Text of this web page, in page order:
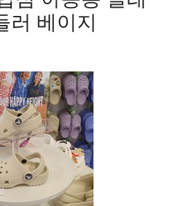
러 베이지